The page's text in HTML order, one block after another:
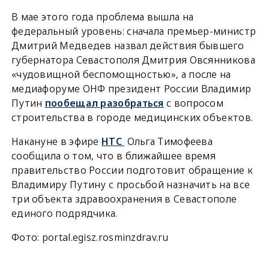
В мае этого года проблема вышла на
федеральный уровень: сначала премьер-министр
Дмитрий Медведев назвал действия бывшего
губернатора Севастополя Дмитрия Овсянникова
«чудовищной беспомощностью», а после на
медиафоруме ОНФ президент России Владимир
Путин пообещал разобраться с вопросом
строительства в городе медицинских объектов.
Накануне в эфире НТС Ольга Тимофеева
сообщила о том, что в ближайшее время
правительство России подготовит обращение к
Владимиру Путину с просьбой назначить на все
три объекта здравоохранения в Севастополе
единого подрядчика.
Фото: portal.egisz.rosminzdrav.ru